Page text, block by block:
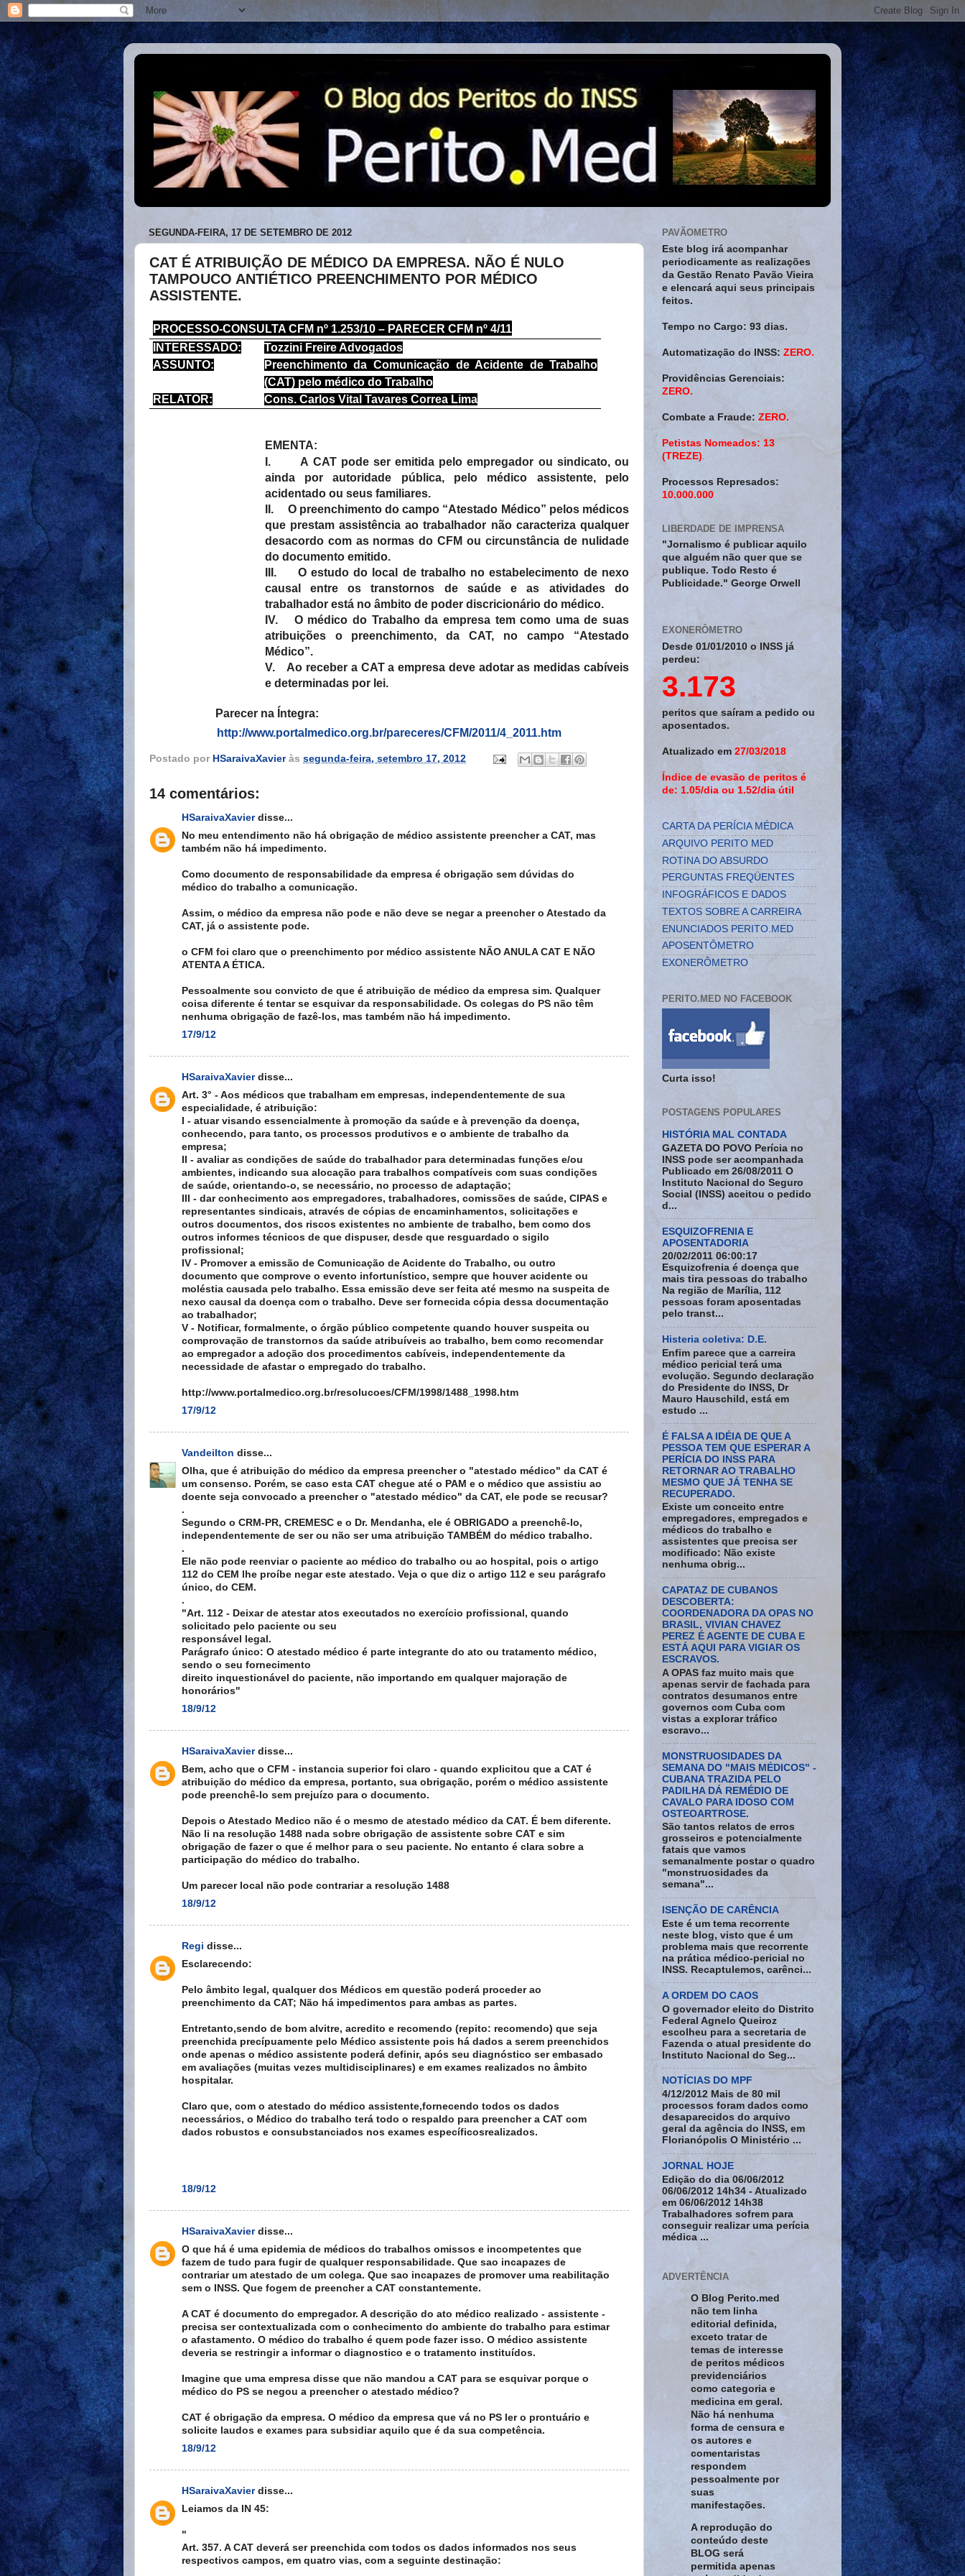
SEGUNDA-FEIRA, 17 DE SETEMBRO DE 2012
CAT É ATRIBUIÇÃO DE MÉDICO DA EMPRESA. NÃO É NULO
TAMPOUCO ANTIÉTICO PREENCHIMENTO POR MÉDICO
ASSISTENTE.
PROCESSO-CONSULTA CFM nº 1.253/10 – PARECER CFM nº 4/11
INTERESSADO:
Tozzini Freire Advogados
ASSUNTO:
Preenchimento da Comunicação de Acidente de Trabalho
(CAT) pelo médico do Trabalho
RELATOR:
Cons. Carlos Vital Tavares Correa Lima
EMENTA:
I.
A CAT pode ser emitida pelo empregador ou sindicato, ou
ainda por autoridade pública, pelo médico assistente, pelo
acidentado ou seus familiares.
II.
O preenchimento do campo “Atestado Médico” pelos médicos
que prestam assistência ao trabalhador não caracteriza qualquer
desacordo com as normas do CFM ou circunstância de nulidade
do documento emitido.
III.
O estudo do local de trabalho no estabelecimento de nexo
causal entre os transtornos de saúde e as atividades do
trabalhador está no âmbito de poder discricionário do médico.
IV.
O médico do Trabalho da empresa tem como uma de suas
atribuições o preenchimento, da CAT, no campo “Atestado
Médico”.
V.
Ao receber a CAT a empresa deve adotar as medidas cabíveis
e determinadas por lei.
Parecer na Íntegra:
http://www.portalmedico.org.br/pareceres/CFM/2011/4_2011.htm
Postado por HSaraivaXavier às segunda-feira, setembro 17, 2012
14 comentários:
HSaraivaXavierdisse...
No meu entendimento não há obrigação de médico assistente preencher a CAT, mas
também não há impedimento.
Como documento de responsabilidade da empresa é obrigação sem dúvidas do
médico do trabalho a comunicação.
Assim, o médico da empresa não pode e não deve se negar a preencher o Atestado da
CAT, já o assistente pode.
o CFM foi claro que o preenchimento por médico assistente NÃO ANULA CAT E NÃO
ATENTA A ÉTICA.
Pessoalmente sou convicto de que é atribuição de médico da empresa sim. Qualquer
coisa diferente é tentar se esquivar da responsabilidade. Os colegas do PS não têm
nenhuma obrigação de fazê-los, mas também não há impedimento.
17/9/12
HSaraivaXavierdisse...
Art. 3° - Aos médicos que trabalham em empresas, independentemente de sua
especialidade, é atribuição:
I - atuar visando essencialmente à promoção da saúde e à prevenção da doença,
conhecendo, para tanto, os processos produtivos e o ambiente de trabalho da
empresa;
II - avaliar as condições de saúde do trabalhador para determinadas funções e/ou
ambientes, indicando sua alocação para trabalhos compatíveis com suas condições
de saúde, orientando-o, se necessário, no processo de adaptação;
III - dar conhecimento aos empregadores, trabalhadores, comissões de saúde, CIPAS e
representantes sindicais, através de cópias de encaminhamentos, solicitações e
outros documentos, dos riscos existentes no ambiente de trabalho, bem como dos
outros informes técnicos de que dispuser, desde que resguardado o sigilo
profissional;
IV - Promover a emissão de Comunicação de Acidente do Trabalho, ou outro
documento que comprove o evento infortunístico, sempre que houver acidente ou
moléstia causada pelo trabalho. Essa emissão deve ser feita até mesmo na suspeita de
nexo causal da doença com o trabalho. Deve ser fornecida cópia dessa documentação
ao trabalhador;
V - Notificar, formalmente, o órgão público competente quando houver suspeita ou
comprovação de transtornos da saúde atribuíveis ao trabalho, bem como recomendar
ao empregador a adoção dos procedimentos cabíveis, independentemente da
necessidade de afastar o empregado do trabalho.
http://www.portalmedico.org.br/resolucoes/CFM/1998/1488_1998.htm
17/9/12
Vandeilton disse...
Olha, que é atribuição do médico da empresa preencher o "atestado médico" da CAT é
um consenso. Porém, se caso esta CAT chegue até o PAM e o médico que assistiu ao
doente seja convocado a preencher o "atestado médico" da CAT, ele pode se recusar?
.
Segundo o CRM-PR, CREMESC e o Dr. Mendanha, ele é OBRIGADO a preenchê-lo,
independentemente de ser ou não ser uma atribuição TAMBÉM do médico trabalho.
.
Ele não pode reenviar o paciente ao médico do trabalho ou ao hospital, pois o artigo
112 do CEM lhe proíbe negar este atestado. Veja o que diz o artigo 112 e seu parágrafo
único, do CEM.
.
"Art. 112 - Deixar de atestar atos executados no exercício profissional, quando
solicitado pelo paciente ou seu
responsável legal.
Parágrafo único: O atestado médico é parte integrante do ato ou tratamento médico,
sendo o seu fornecimento
direito inquestionável do paciente, não importando em qualquer majoração de
honorários"
18/9/12
HSaraivaXavierdisse...
Bem, acho que o CFM - instancia superior foi claro - quando explicitou que a CAT é
atribuição do médico da empresa, portanto, sua obrigação, porém o médico assistente
pode preenchê-lo sem prejuízo para o documento.
Depois o Atestado Medico não é o mesmo de atestado médico da CAT. É bem diferente.
Não li na resolução 1488 nada sobre obrigação de assistente sobre CAT e sim
obrigação de fazer o que é melhor para o seu paciente. No entanto é clara sobre a
participação do médico do trabalho.
Um parecer local não pode contrariar a resolução 1488
18/9/12
Regi disse...
Esclarecendo:
Pelo âmbito legal, qualquer dos Médicos em questão poderá proceder ao
preenchimento da CAT; Não há impedimentos para ambas as partes.
Entretanto,sendo de bom alvitre, acredito e recomendo (repito: recomendo) que seja
preenchida precípuamente pelo Médico assistente pois há dados a serem preenchidos
onde apenas o médico assistente poderá definir, após seu diagnóstico ser embasado
em avaliações (muitas vezes multidisciplinares) e em exames realizados no âmbito
hospitalar.
Claro que, com o atestado do médico assistente,fornecendo todos os dados
necessários, o Médico do trabalho terá todo o respaldo para preencher a CAT com
dados robustos e consubstanciados nos exames específicosrealizados.
18/9/12
HSaraivaXavierdisse...
O que há é uma epidemia de médicos do trabalhos omissos e incompetentes que
fazem de tudo para fugir de qualquer responsabilidade. Que sao incapazes de
contrariar um atestado de um colega. Que sao incapazes de promover uma reabilitação
sem o INSS. Que fogem de preencher a CAT constantemente.
A CAT é documento do empregador. A descrição do ato médico realizado - assistente -
precisa ser contextualizada com o conhecimento do ambiente do trabalho para estimar
o afastamento. O médico do trabalho é quem pode fazer isso. O médico assistente
deveria se restringir a informar o diagnostico e o tratamento instituídos.
Imagine que uma empresa disse que não mandou a CAT para se esquivar porque o
médico do PS se negou a preencher o atestado médico?
CAT é obrigação da empresa. O médico da empresa que vá no PS ler o prontuário e
solicite laudos e exames para subsidiar aquilo que é da sua competência.
18/9/12
HSaraivaXavierdisse...
Leiamos da IN 45:
"
Art. 357. A CAT deverá ser preenchida com todos os dados informados nos seus
respectivos campos, em quatro vias, com a seguinte destinação:
PAVÃOMETRO
Este blog irá acompanhar
periodicamente as realizações
da Gestão Renato Pavão Vieira
e elencará aqui seus principais
feitos.
Tempo no Cargo: 93 dias.
Automatização do INSS: ZERO.
Providências Gerenciais:
ZERO.
Combate a Fraude: ZERO.
Petistas Nomeados: 13
(TREZE)
Processos Represados:
10.000.000
LIBERDADE DE IMPRENSA
"Jornalismo é publicar aquilo
que alguém não quer que se
publique. Todo Resto é
Publicidade." George Orwell
EXONERÔMETRO
Desde 01/01/2010 o INSS já
perdeu:
3.173
peritos que saíram a pedido ou
aposentados.
Atualizado em 27/03/2018
Índice de evasão de peritos é
de: 1.05/dia ou 1.52/dia útil
CARTA DA PERÍCIA MÉDICA
ARQUIVO PERITO MED
ROTINA DO ABSURDO
PERGUNTAS FREQÜENTES
INFOGRÁFICOS E DADOS
TEXTOS SOBRE A CARREIRA
ENUNCIADOS PERITO.MED
APOSENTÔMETRO
EXONERÔMETRO
PERITO.MED NO FACEBOOK
Curta isso!
POSTAGENS POPULARES
HISTÓRIA MAL CONTADA
GAZETA DO POVO Perícia no
INSS pode ser acompanhada
Publicado em 26/08/2011 O
Instituto Nacional do Seguro
Social (INSS) aceitou o pedido
d...
ESQUIZOFRENIA E
APOSENTADORIA
20/02/2011 06:00:17
Esquizofrenia é doença que
mais tira pessoas do trabalho
Na região de Marília, 112
pessoas foram aposentadas
pelo transt...
Histeria coletiva: D.E.
Enfim parece que a carreira
médico pericial terá uma
evolução. Segundo declaração
do Presidente do INSS, Dr
Mauro Hauschild, está em
estudo ...
É FALSA A IDÉIA DE QUE A
PESSOA TEM QUE ESPERAR A
PERÍCIA DO INSS PARA
RETORNAR AO TRABALHO
MESMO QUE JÁ TENHA SE
RECUPERADO.
Existe um conceito entre
empregadores, empregados e
médicos do trabalho e
assistentes que precisa ser
modificado: Não existe
nenhuma obrig...
CAPATAZ DE CUBANOS
DESCOBERTA:
COORDENADORA DA OPAS NO
BRASIL, VIVIAN CHAVEZ
PEREZ É AGENTE DE CUBA E
ESTÁ AQUI PARA VIGIAR OS
ESCRAVOS.
A OPAS faz muito mais que
apenas servir de fachada para
contratos desumanos entre
governos com Cuba com
vistas a explorar tráfico
escravo...
MONSTRUOSIDADES DA
SEMANA DO "MAIS MÉDICOS" -
CUBANA TRAZIDA PELO
PADILHA DÁ REMÉDIO DE
CAVALO PARA IDOSO COM
OSTEOARTROSE.
São tantos relatos de erros
grosseiros e potencialmente
fatais que vamos
semanalmente postar o quadro
"monstruosidades da
semana"...
ISENÇÃO DE CARÊNCIA
Este é um tema recorrente
neste blog, visto que é um
problema mais que recorrente
na prática médico-pericial no
INSS. Recaptulemos, carênci...
A ORDEM DO CAOS
O governador eleito do Distrito
Federal Agnelo Queiroz
escolheu para a secretaria de
Fazenda o atual presidente do
Instituto Nacional do Seg...
NOTÍCIAS DO MPF
4/12/2012 Mais de 80 mil
processos foram dados como
desaparecidos do arquivo
geral da agência do INSS, em
Florianópolis O Ministério ...
JORNAL HOJE
Edição do dia 06/06/2012
06/06/2012 14h34 - Atualizado
em 06/06/2012 14h38
Trabalhadores sofrem para
conseguir realizar uma perícia
médica ...
ADVERTÊNCIA
O Blog Perito.med
não tem linha
editorial definida,
exceto tratar de
temas de interesse
de peritos médicos
previdenciários
como categoria e
medicina em geral.
Não há nenhuma
forma de censura e
os autores e
comentaristas
respondem
pessoalmente por
suas
manifestações.
A reprodução do
conteúdo deste
BLOG será
permitida apenas